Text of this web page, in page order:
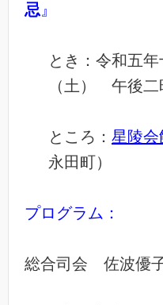
忌 』
とき：令和五
（土） 午後二
ところ： 星陵会
永田町）
プログラム：
総合司会 佐波優